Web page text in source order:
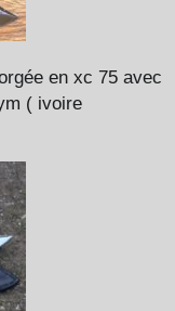
en xc 75 avec
( ivoire